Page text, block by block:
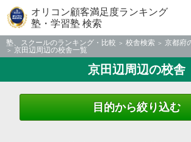
オリコン顧客満足度ランキング
塾・学習塾 検索
塾、スクールのランキング・比較 校舎検索
京都府
京田辺周辺の校舎一覧
京田辺周辺の校舎
目的から絞り込む